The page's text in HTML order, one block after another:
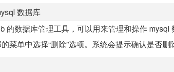
数据库
的数据库管理工具，可以用来管理和操作
菜单中选择“删除”选项。系统会提示确认是否删